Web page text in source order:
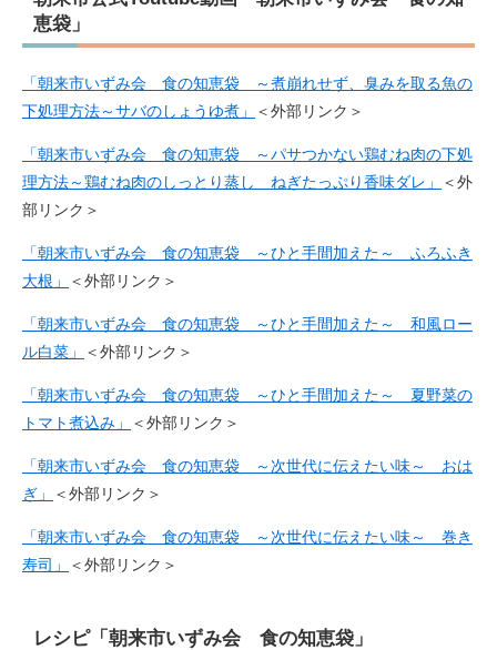
恵袋」
「朝来市いずみ会 食の知恵袋 ～煮崩れせず、臭みを取る魚の
下処理方法～サバのしょうゆ煮」
＜外部リンク＞
「朝来市いずみ会 食の知恵袋 ～パサつかない鶏むね肉の下処
理方法～鶏むね肉のしっとり蒸し ねぎたっぷり香味ダレ」
＜外
部リンク＞
「朝来市いずみ会 食の知恵袋 ～ひと手間加えた～ ふろふき
大根」
＜外部リンク＞
「朝来市いずみ会 食の知恵袋 ～ひと手間加えた～ 和風ロー
ル白菜」
＜外部リンク＞
「朝来市いずみ会 食の知恵袋 ～ひと手間加えた～ 夏野菜の
トマト煮込み」
＜外部リンク＞
「朝来市いずみ会 食の知恵袋 ～次世代に伝えたい味～ おは
ぎ」
＜外部リンク＞
「朝来市いずみ会 食の知恵袋 ～次世代に伝えたい味～ 巻き
寿司」
＜外部リンク＞
レシピ「朝来市いずみ会 食の知恵袋」